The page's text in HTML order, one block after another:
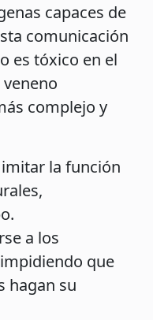
capaces de
comunicación
es tóxico en el
complejo y
imitar la función
a los
que
hagan su